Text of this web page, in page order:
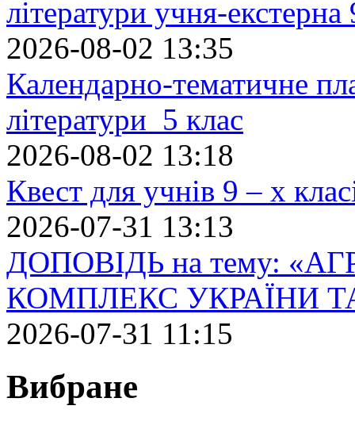
літератури учня-екстерна
2026-08-02 13:35
Календарно-тематичне
літератури 5 клас
2026-08-02 13:18
Квест для учнів 9 – х
2026-07-31 13:13
ДОПОВІДЬ на тему:
КОМПЛЕКС УКРАЇНИ
2026-07-31 11:15
Вибране